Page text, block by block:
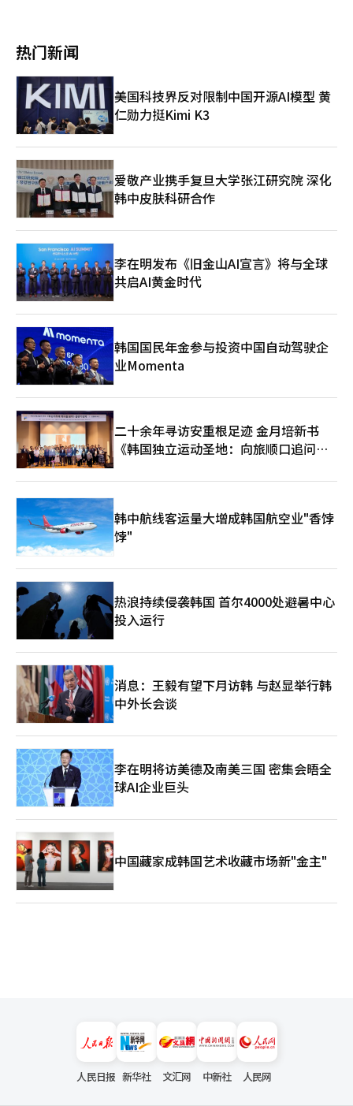
果初期应对滞后，损失可能会加大。 国土部计划通过此次项目提
约应对、当地税法咨询、金融筹措及风险管理等海外建筑执行全方
位的咨询。申请对象为根据海外建筑促进法认定的海外建筑业中小
型和中型企业，可通过海外建筑协会进行申请。 一位业内人士表
示：“中东风险不仅仅是新招标延迟的问题，更可能导致现有项目
的法律和合同人员，但中小型和中型公司在纠纷发生后再进行应对
往往会滞后，因此对事前咨询的需求会增加。” 国土交通部长金
允德表示：“由于中东战争这一不可避免的情况，预计海外进军的
中小型和中型建筑企业将遭受损失，因此政府将尽全力支持，尽量
减少我们企业的损失。”※ 本报道经人工智能（AI）系统翻译与编
辑。
率的提升是业绩恢复的关键因素。 出口的扩大也起到了积极作
用。乐天健康食品在美国和中国等主要市场扩大了交易网络，出口
额达到660亿韩元，同比增长8%。因此，海外法人营业收入与出
口总和的海外营业收入占比上升至32%，全球业务的比重得以扩
大。 在国内市场，乐天健康食品应对消费放缓，专注于高端战略
和品牌强化。通过扩大“梦雪”、“饼饼罗”和“世界冰淇淋”等
核心品牌的高端产品线，并推出符合潮流的新产品，保持了需求。
同时，整理低效SKU，改善物流和采购流程等，优化了成本结构，
支持了盈利能力的提升。 这一趋势标志着在去年盈利能力下滑
后，乐天健康食品已正式进入反转阶段。尽管2025年因原材料价
格上涨和一次性费用影响导致盈利能力恶化，但分析认为，今年通
过减轻成本负担和改善业务结构，业绩恢复的预期依然存在。 然
而，未来的环境依然充满不确定性。中东地区的地缘政治风险导致
素。实际上，油价和原材料价格的上涨可能对未来的盈利能力产生
下行压力。 乐天健康食品计划加强国内外的定制战略以应对这些
挑战。在国内，通过与职业棒球KBO的合作营销和应对冰淇淋的旺
季，推动销售增长；在海外，则提高印度法人的运营效率，并继续
在哈萨克斯坦等新兴市场扩展品牌。 乐天健康食品相关人士表
示：“通过增强全球业务竞争力和成本效率，实现了业绩反弹。我
们将通过核心品牌的全球扩展和市场策略，持续实现稳定增长和盈
利能力的改善。”※ 本报道经人工智能（AI）系统翻译与编辑。
热门新闻
美国科技界反对限制中国开源AI模型 黄
仁勋力挺Kimi K3
爱敬产业携手复旦大学张江研究院 深化
韩中皮肤科研合作
李在明发布《旧金山AI宣言》将与全球
共启AI黄金时代
韩国国民年金参与投资中国自动驾驶企
业Momenta
二十余年寻访安重根足迹 金月培新书
《韩国独立运动圣地：向旅顺口追问历
韩中航线客运量大增成韩国航空业"香饽
饽"
热浪持续侵袭韩国 首尔4000处避暑中心
投入运行
消息：王毅有望下月访韩 与赵显举行韩
中外长会谈
李在明将访美德及南美三国 密集会晤全
球AI企业巨头
中国藏家成韩国艺术收藏市场新"金主"
人民日报 新华社 文汇网 中新社 人民网